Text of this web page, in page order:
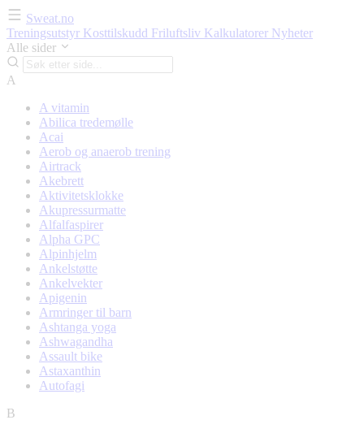
Sweat.no
Treningsutstyr Kosttilskudd Friluftsliv Kalkulatorer Nyheter
Alle sider
A
A vitamin
Abilica tredemølle
Acai
Aerob og anaerob trening
Airtrack
Akebrett
Aktivitetsklokke
Akupressurmatte
Alfalfaspirer
Alpha GPC
Alpinhjelm
Ankelstøtte
Ankelvekter
Apigenin
Armringer til barn
Ashtanga yoga
Ashwagandha
Assault bike
Astaxanthin
Autofagi
B